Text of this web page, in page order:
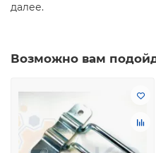
далее.
Возможно вам